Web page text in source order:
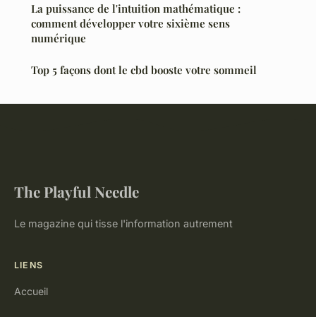
La puissance de l'intuition mathématique :
comment développer votre sixième sens
numérique
Top 5 façons dont le cbd booste votre sommeil
The Playful Needle
Le magazine qui tisse l'information autrement
LIENS
Accueil